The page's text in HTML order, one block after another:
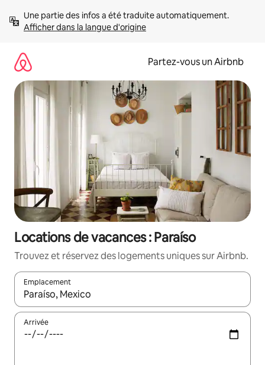
directement
Afficher dans la langue d'origine
Partez-vous un Airbnb
Locations de vacances : Paraíso
Trouvez et réservez des logements uniques sur Airbnb.
Emplacement
Quand les résultats sont affichés, parcourez-les en utilisant
Arrivée